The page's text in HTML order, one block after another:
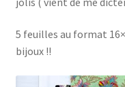
5 feuilles au format
bijoux !!